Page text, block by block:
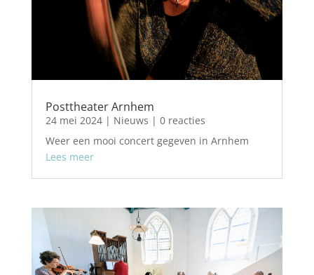
Posttheater Arnhem
24 mei 2024| Nieuws | 0 reacties
Weer een mooi concert gegeven in Arnhem
Lees meer